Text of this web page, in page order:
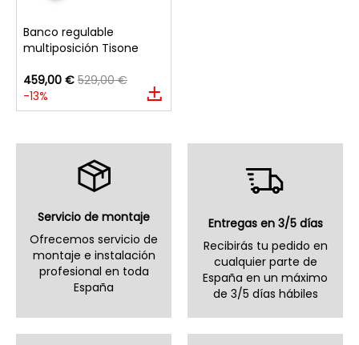
Banco regulable
multiposición Tisone
459,00 € 529,00 €
-13%
Servicio de montaje
Ofrecemos servicio de
montaje e instalación
profesional en toda
España
Entregas en 3/5 días
Recibirás tu pedido en
cualquier parte de
España en un máximo
de 3/5 días hábiles